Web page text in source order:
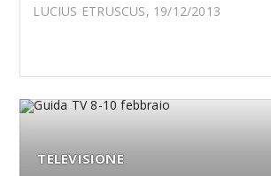
LUCIUS ETRUSCUS, 19/12/2013
TELEVISIONE